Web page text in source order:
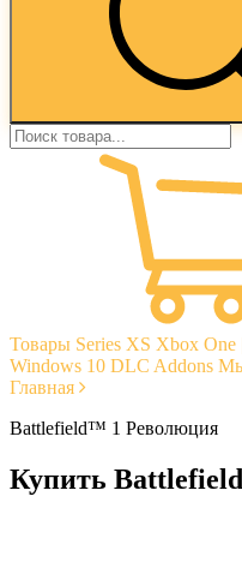
Товары Series XS Xbox One
Windows 10 DLC Addons
Главная
Battlefield™ 1 Революция
Купить